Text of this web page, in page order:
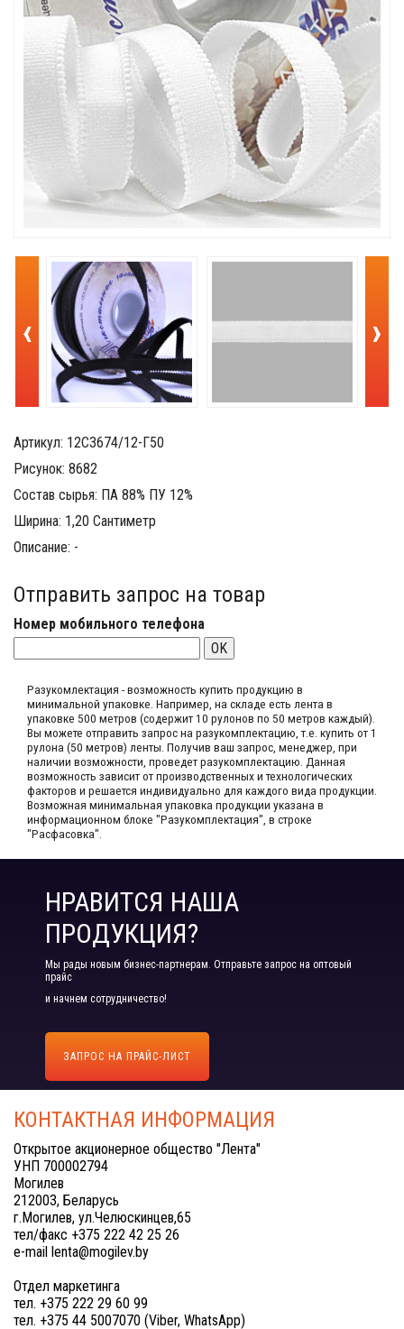
‹ ›
Артикул: 12С3674/12-Г50
Рисунок: 8682
Состав сырья: ПА 88% ПУ 12%
Ширина: 1,20 Сантиметр
Описание: -
Отправить запрос на товар
Номер мобильного телефона
OK
Разукомлектация - возможность купить продукцию в
минимальной упаковке. Например, на складе​ есть лента в
упаковке 500 метров (содержит 10 рулонов по 50 метров каждый).​
Вы можете отправить запрос на разукомплектацию, т.е. купить от 1
рулона (50 метров) ленты. Получив ваш запрос,​ менеджер, при
наличии возможности, проведет разукомплектацию. Данная
возможность зависит от производственных​ и технологических
факторов и решается индивидуально для каждого вида продукции.​
Возможная минимальная упаковка продукции указана в
информационном блоке "Разукомплектация", в строке
"Расфасовка".
НРАВИТСЯ НАША
ПРОДУКЦИЯ?
Мы рады новым бизнес-партнерам. Отправьте запрос на оптовый
прайс
и начнем сотрудничество!
ЗАПРОС НА ПРАЙС-ЛИСТ
КОНТАКТНАЯ ИНФОРМАЦИЯ
Открытое акционерное общество "Лента"
УНП 700002794
Могилев
212003, Беларусь
г.Могилев, ул.Челюскинцев,65
тел/факс +375 222 42 25 26
e-mail lenta@mogilev.by
Отдел маркетинга
тел. +375 222 29 60 99
тел. +375 44 5007070 (Viber, WhatsApp)